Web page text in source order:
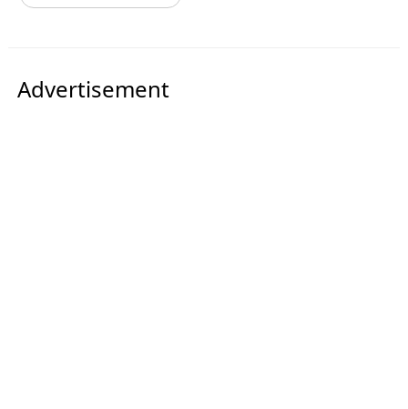
Advertisement